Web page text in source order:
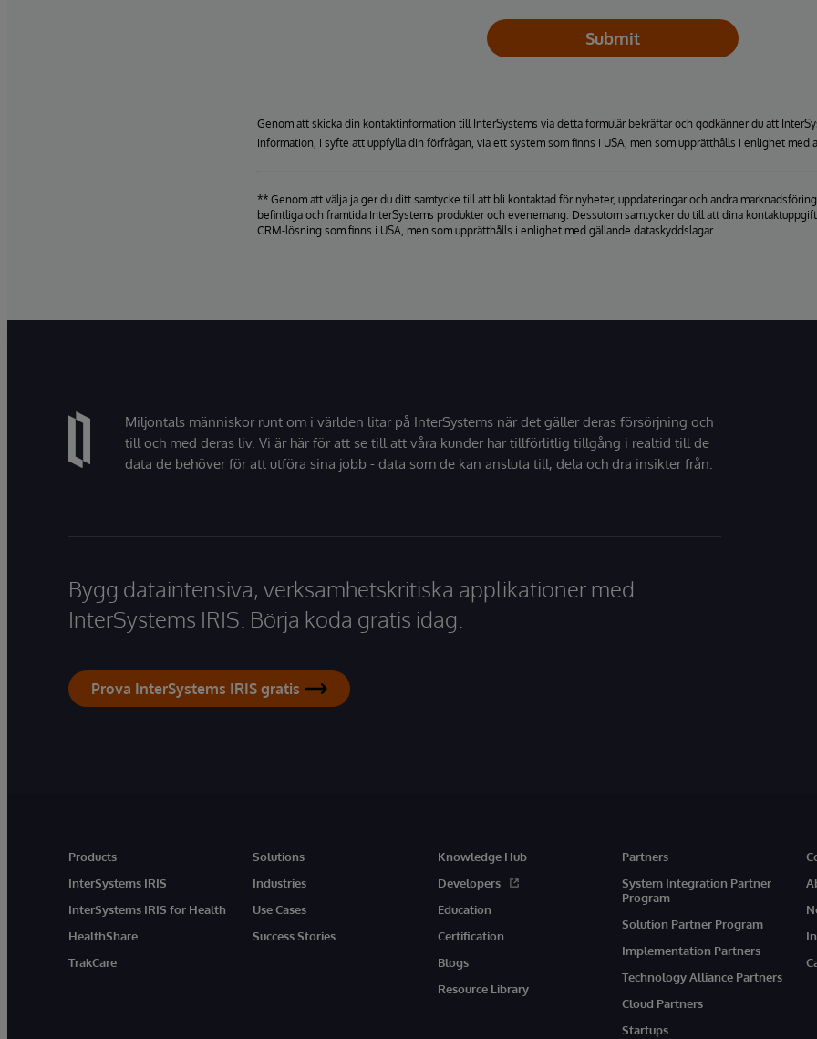
Submit
Genom att skicka din kontaktinformation till InterSystems via detta formulär bekräftar och godkänner du att
information, i syfte att uppfylla din förfrågan, via ett system som finns i USA, men som upprätthålls i enlighet med
** Genom att välja ja ger du ditt samtycke till att bli kontaktad för nyheter, uppdateringar och andra
befintliga och framtida InterSystems produkter och evenemang. Dessutom samtycker du till att dina
CRM-lösning som finns i USA, men som upprätthålls i enlighet med gällande dataskyddslagar.
Miljontals människor runt om i världen litar på InterSystems när det gäller deras försörjning och
till och med deras liv. Vi är här för att se till att våra kunder har tillförlitlig tillgång i realtid till de
data de behöver för att utföra sina jobb - data som de kan ansluta till, dela och dra insikter från.
Bygg dataintensiva, verksamhetskritiska applikationer med
InterSystems IRIS. Börja koda gratis idag.
Prova InterSystems IRIS gratis
Products
InterSystems IRIS
InterSystems IRIS for Health
HealthShare
TrakCare
Solutions
Industries
Use Cases
Success Stories
Knowledge Hub
Developers
Education
Certification
Blogs
Resource Library
Partners
System Integration Partner
Program
Solution Partner Program
Implementation Partners
Technology Alliance Partners
Cloud Partners
Startups